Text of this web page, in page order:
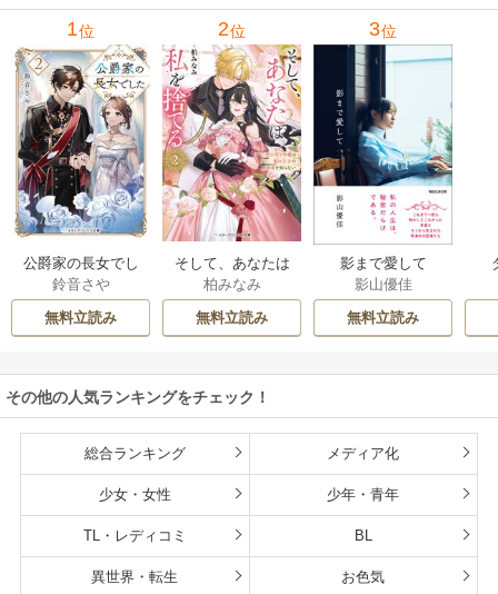
1位
公爵家の長女でし
た
鈴音さや
無料立読み
2位
そして、あなたは
私を捨てる
柏みなみ
無料立読み
3位
影まで愛して
影山優佳
無料立読み
その他の人気ランキングをチェック！
総合ランキング メディア化
少女・女性 少年・青年
TL・レディコミ BL
異世界・転生 お色気